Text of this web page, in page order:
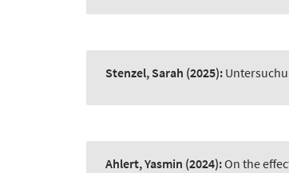
Stenzel, Sarah (2025):
Ahlert, Yasmin (2024):On the